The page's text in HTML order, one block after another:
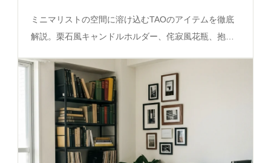
ミニマリストの空間に溶け込むTAOのアイテムを徹底
解説。栗石風キャンドルホルダー、侘寂風花瓶、抱膝